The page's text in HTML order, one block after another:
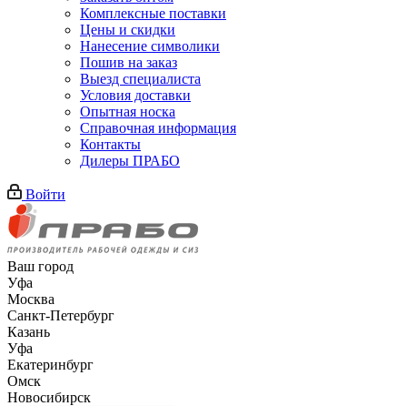
Комплексные поставки
Цены и скидки
Нанесение символики
Пошив на заказ
Выезд специалиста
Условия доставки
Опытная носка
Справочная информация
Контакты
Дилеры ПРАБО
Войти
Ваш город
Уфа
Москва
Санкт-Петербург
Казань
Уфа
Екатеринбург
Омск
Новосибирск